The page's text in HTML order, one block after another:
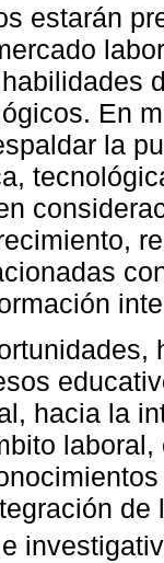
estarán
En
la
hacia la